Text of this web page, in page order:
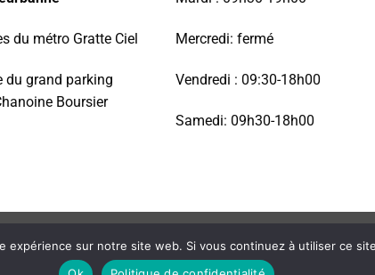
du métro Gratte Ciel
du grand parking
Boursier
Mercredi: fermé
Vendredi : 09:30-18h00
Samedi: 09h30-18h00
by remembering your preferences and repeat visits. By
expérience sur notre site web. Si vous continuez à utiliser ce